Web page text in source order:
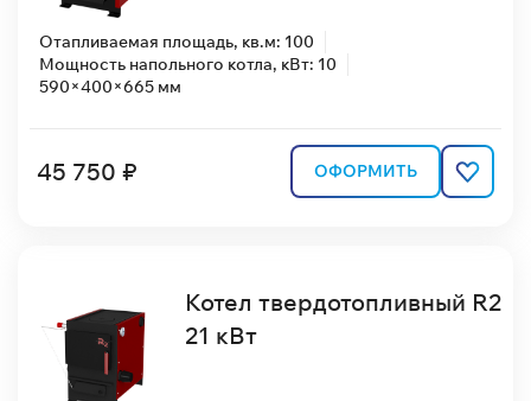
Отапливаемая площадь, кв.м: 100
Мощность напольного котла, кВт: 10
590×400×665 мм
45 750 ₽ ОФОРМИТЬ
Котел твердотопливный R2
21 кВт